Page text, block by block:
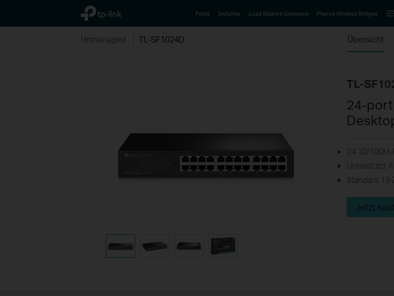
TP-Link, Reliably Smart Festa Switches Load Balance Gateways Pharos Wireless Bridges
Unmanaged TL-SF1024D Übersicht
TL-
24-
24 10/100M-
Unterstützt
Standard
Jetzt